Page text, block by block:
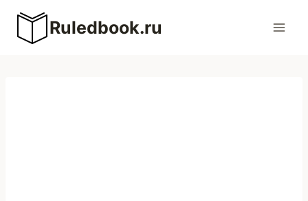
Перейти
содержимому
Ruledbook.ru